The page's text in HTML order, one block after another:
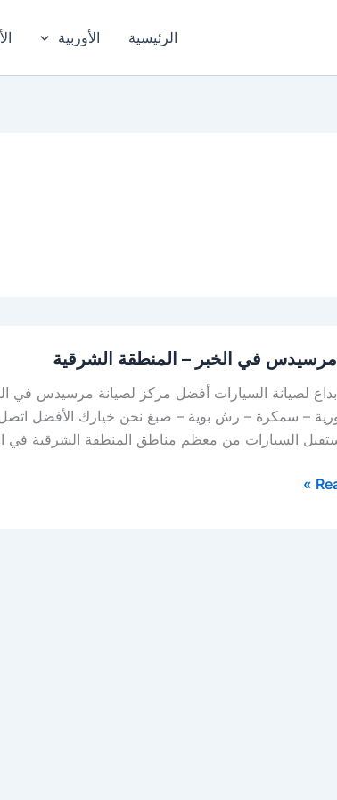
الرئيسية الأوربية
في الخبر – المنطقة الشرقية
لصيانة السيارات أفضل مركز لصيانة مرسيدس في
السيارات من معظم مناطق المنطقة الشرقية في